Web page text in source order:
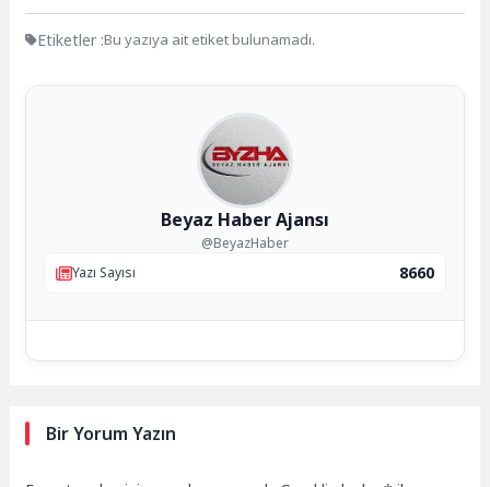
Etiketler :Bu yazıya ait etiket bulunamadı.
Beyaz Haber Ajansı
@BeyazHaber
Yazı Sayısı
8660
Bir Yorum Yazın